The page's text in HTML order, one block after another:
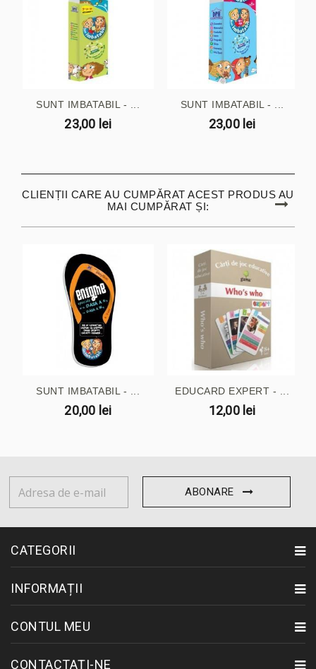
SUNT IMBATABIL - ...
23,00 lei
SUNT IMBATABIL - ...
23,00 lei
CLIENȚII CARE AU CUMPĂRAT ACEST PRODUS AU
MAI CUMPĂRAT ȘI:
SUNT IMBATABIL - ...
20,00 lei
EDUCARD EXPERT - ...
12,00 lei
ABONARE
CATEGORII
INFORMAȚII
CONTUL MEU
CONTACTAȚI-NE